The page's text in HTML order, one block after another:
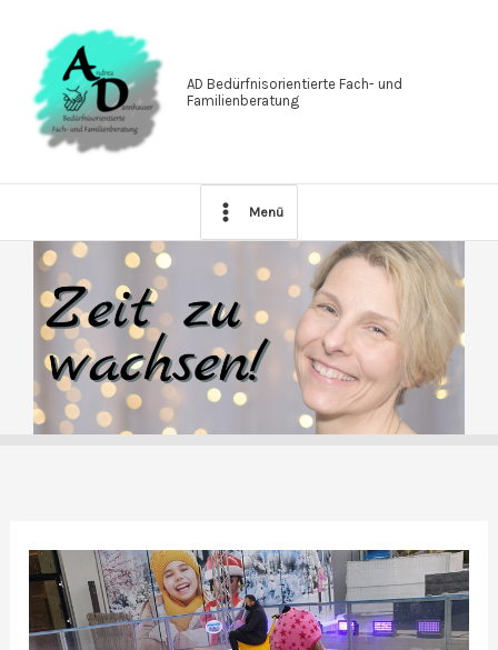
Inhalt
springen
AD Bedürfnisorientierte Fach- und
Familienberatung
Menü